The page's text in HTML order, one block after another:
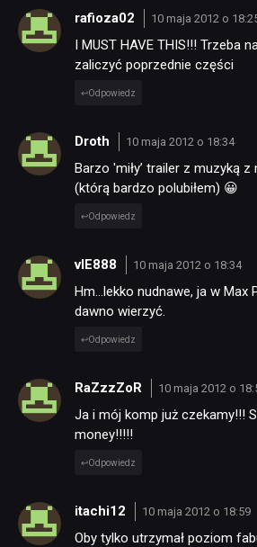
rafioza02 10 maja 2012 o
I MUST HAVE THIS!!! Trzeba
zaliczyć poprzednie części
Odpowiedz
Droth 10 maja 2012 o 18:34
Barzo 'miły’ trailer z muzyką
(którą bardzo polubiłem) 😀
Odpowiedz
vIE888 10 maja 2012 o 18:34
Hm…lekko nudnawe, ja w Max
dawno wierzyć.
Odpowiedz
RaZzzZoR 10 maja 2012 o
Ja i mój komp już czekamy!!!
money!!!!!
Odpowiedz
itachi12 10 maja 2012 o 18:59
Oby tylko utrzymał poziom